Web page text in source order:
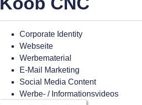
Corporate Identity
Webseite
Werbematerial
E-Mail Marketing
Social Media Content
Werbe- / Informationsvideos